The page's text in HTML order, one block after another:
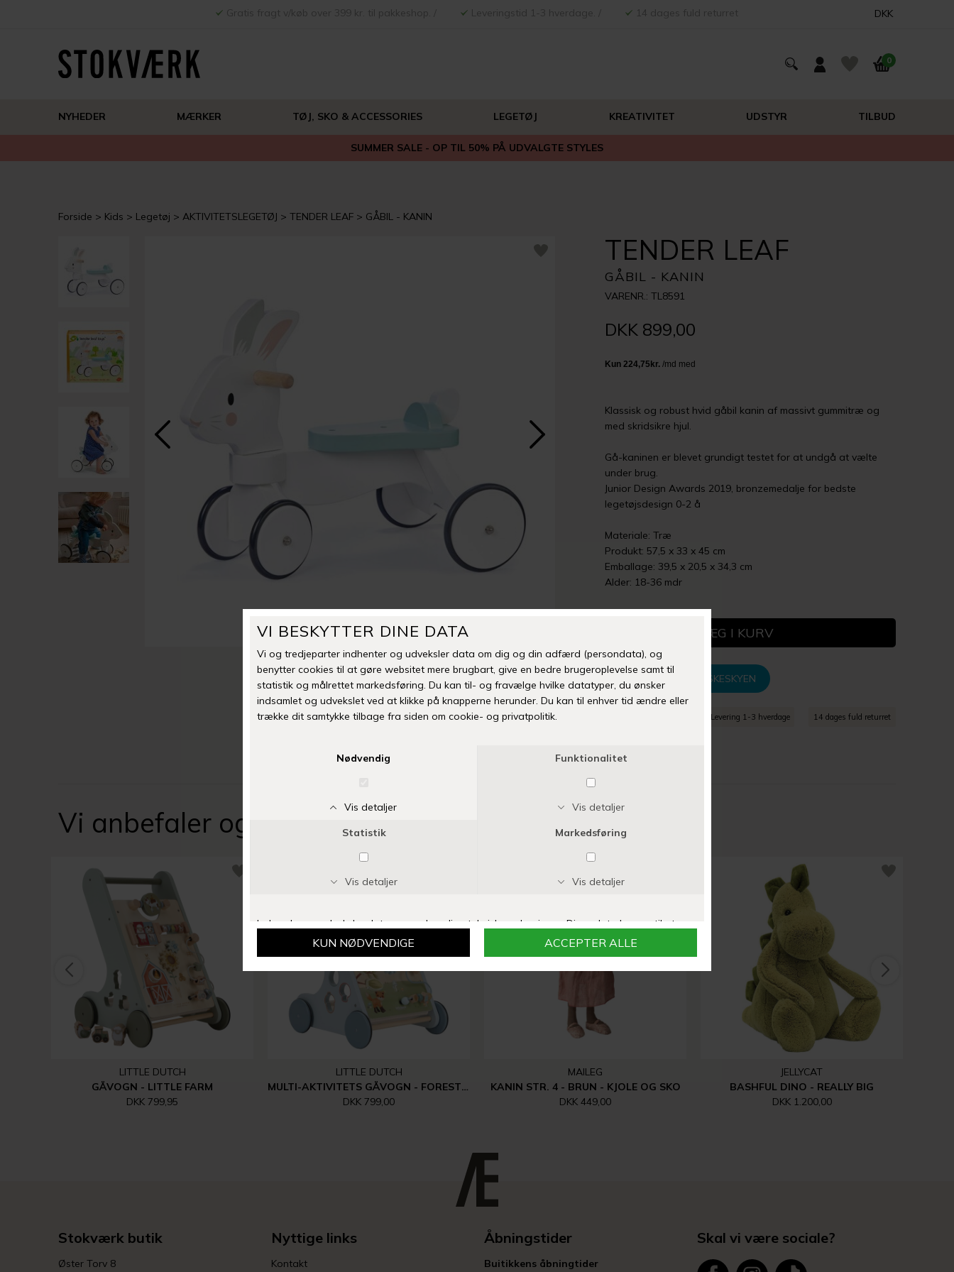
DKK
0
NYHEDER MÆRKER TØJ, SKO & ACCESSORIES LEGETØJ KREATIVITET UDSTYR TILBUD
SUMMER SALE - OP TIL 50% PÅ UDVALGTE STYLES
Forside Kids Legetøj AKTIVITETSLEGETØJ TENDER LEAF GÅBIL - KANIN
TENDER LEAF
GÅBIL - KANIN
VARENR.: TL8591
DKK 899,00
Klassisk og robust hvid gåbil kanin af massivt gummitræ og
med skridsikre hjul.
Gå-kaninen er blevet grundigt testet for at undgå at vælte
under brug.
Junior Design Awards 2019, bronzemedalje for bedste
legetøjsdesign 0-2 å
Materiale: Træ
Produkt: 57,5 x 33 x 45 cm
Emballage: 39,5 x 20,5 x 34,3 cm
Alder: 18-36 mdr
TILFØJ TIL ØNSKESKYEN
Levering 1-3 hverdage 14 dages fuld returret
Vi anbefaler også
LITTLE DUTCH
GÅVOGN - LITTLE FARM
DKK 799,95
LITTLE DUTCH
MULTI-AKTIVITETS GÅVOGN - FOREST FRIENDS
DKK 799,00
MAILEG
KANIN STR. 4 - BRUN - KJOLE OG SKO
DKK 449,00
JELLYCAT
BASHFUL DINO - REALLY BIG
DKK 1.200,00
Stokværk butik
Øster Torv 8
Nyttige links
Kontakt
Åbningstider
Buitikkens åbningtider
Skal vi være sociale?